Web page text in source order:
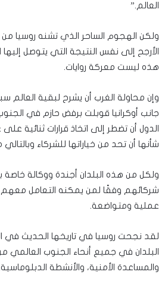
العالم.”
ولكن الهجوم الساحر الذي تشنه روسيا
الأرجح إلى نفس النتيجة التي يتوصل
هذه ليست معركة روايات.
وإن محاولة الغرب أن يشرح لبقية
جانب أوكرانيا قوبلت برفض حازم في
الدول أن تضطر إلى اتخاذ قرارات ثنائية على
شأنها أن تحد من خياراتها للشركاء
ولكل من هذه البلدان أجندة ووكالة خاصة
شركائهم وفقًا لمن يمكنه التعامل
عملية ومتواضعة.
لقد نجحت روسيا في تاريخها الحديث في
البلدان في جميع أنحاء الجنوب العالمي
والمساعدة الأمنية، والأنشطة الدبلوماسية.